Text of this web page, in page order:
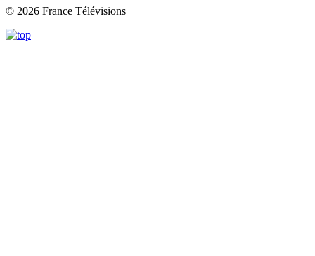
© 2026 France Télévisions